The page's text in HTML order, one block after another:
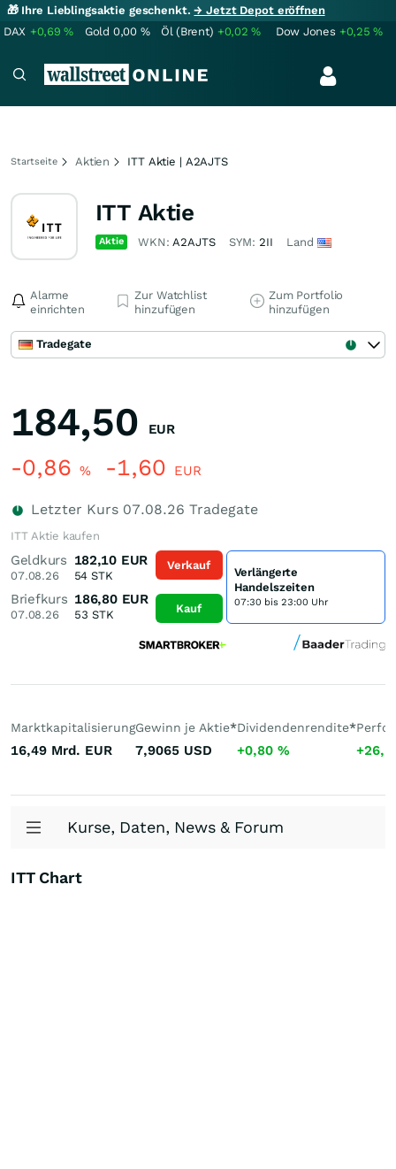
🎁 Ihre Lieblingsaktie geschenkt.→ Jetzt Depot eröffnen
DAX +0,69% Gold 0,00 % Öl (Brent) +0,02% Dow Jones +0,25%
Startseite Aktien ITT Aktie | A2AJTS
ITT Aktie
Aktie WKN:A2AJTS SYM: 2II Land
Alarme
einrichten
Zur Watchlist
hinzufügen
Zum Portfolio
hinzufügen
Tradegate
184,50 EUR
-0,86 % -1,60 EUR
Letzter Kurs 07.08.26 Tradegate
ITT Aktie kaufen
Geldkurs
07.08.26
182,10 EUR
54 STK
Briefkurs
07.08.26
186,80 EUR
53 STK
Verkauf
Kauf
Verlängerte
Handelszeiten
07:30 bis 23:00 Uhr
Marktkapitalisierung
16,49 Mrd. EUR
Gewinn je Aktie*
7,9065 USD
Dividendenrendite*
+0,80 %
Kurse, Daten, News & Forum
ITT Chart